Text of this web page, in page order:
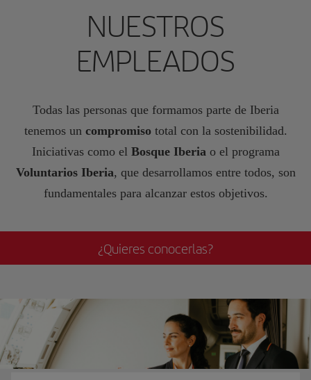
NUESTROS
EMPLEADOS
Todas las personas que formamos parte de Iberia
tenemos un compromiso total con la sostenibilidad.
Iniciativas como el Bosque Iberia o el programa
Voluntarios Iberia, que desarrollamos entre todos, son
fundamentales para alcanzar estos objetivos.
¿Quieres conocerlas?